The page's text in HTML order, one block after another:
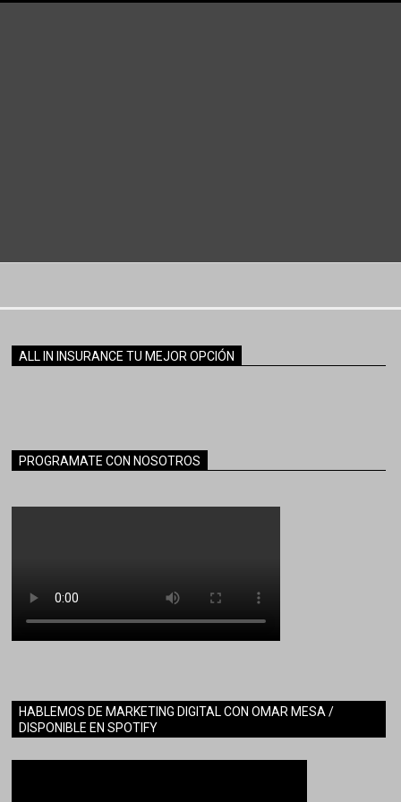
ALL IN INSURANCE TU MEJOR OPCIÓN
PROGRAMATE CON NOSOTROS
HABLEMOS DE MARKETING DIGITAL CON OMAR MESA /
DISPONIBLE EN SPOTIFY